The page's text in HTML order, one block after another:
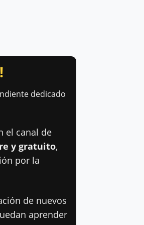
dedicado
el canal de
y gratuito,
por la
de nuevos
aprender